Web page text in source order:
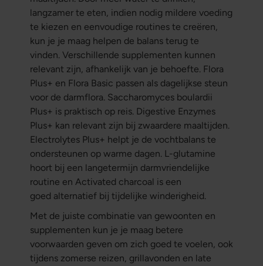
langzamer te eten, indien nodig mildere voeding
te kiezen en eenvoudige routines te creëren,
kun je je maag helpen de balans terug te
vinden. Verschillende supplementen kunnen
relevant zijn, afhankelijk van je behoefte. Flora
Plus+ en Flora Basic passen als dagelijkse steun
voor de darmflora. Saccharomyces boulardii
Plus+ is praktisch op reis. Digestive Enzymes
Plus+ kan relevant zijn bij zwaardere maaltijden.
Electrolytes Plus+ helpt je de vochtbalans te
ondersteunen op warme dagen. L-glutamine
hoort bij een langetermijn darmvriendelijke
routine en Activated charcoal is een
goed alternatief bij tijdelijke winderigheid.
Met de juiste combinatie van gewoonten en
supplementen kun je je maag betere
voorwaarden geven om zich goed te voelen, ook
tijdens zomerse reizen, grillavonden en late